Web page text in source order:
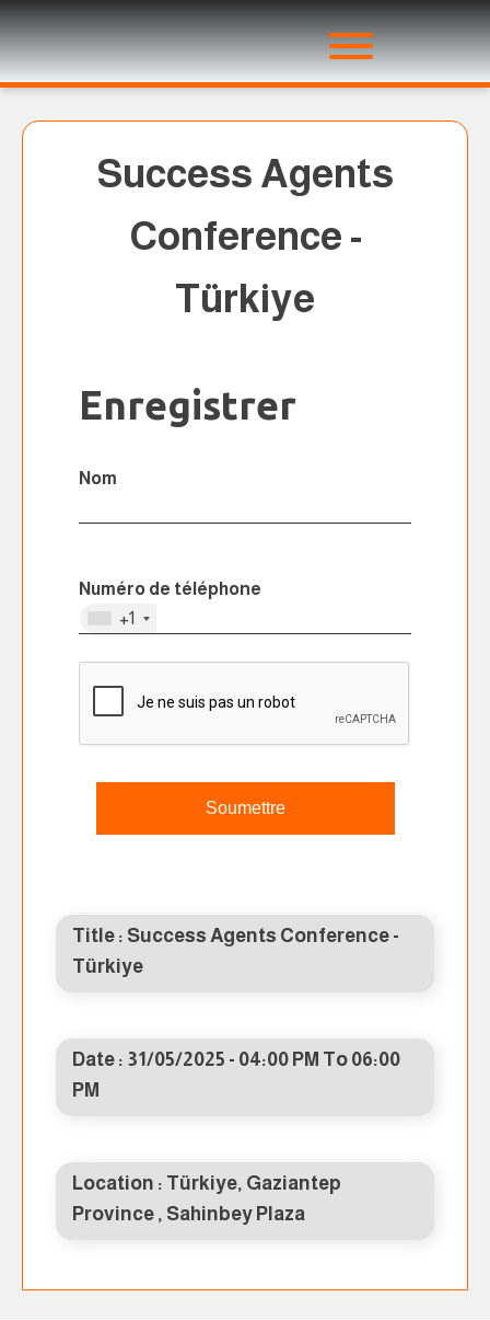
Success Agents
Conference -
Türkiye
Enregistrer
Nom
Numéro de téléphone
+1
Soumettre
Title : Success Agents Conference -
Türkiye
Date : 31/05/2025 - 04:00 PM To 06:00
PM
Location : Türkiye, Gaziantep
Province , Sahinbey Plaza